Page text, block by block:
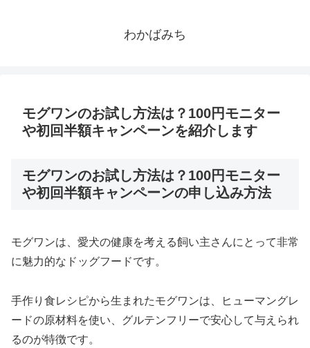
わかばみち
モグワンのお試し方法は？100円モニター
や初回半額キャンペーンを紹介します
モグワンのお試し方法は？100円モニター
や初回半額キャンペーンの申し込み方法
モグワンは、愛犬の健康を考える飼い主さんにとって非常
に魅力的なドッグフードです。
手作り食レシピから生まれたモグワンは、ヒューマングレ
ードの原材料を使い、グルテンフリーで安心して与えられ
るのが特徴です。